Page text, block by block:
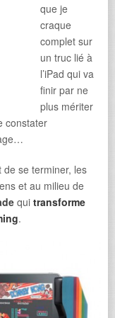
que je
craque
complet sur
un truc lié à
l’iPad qui va
finir par ne
plus mériter
constater
de se terminer, les
et au milieu de
qui transforme
.